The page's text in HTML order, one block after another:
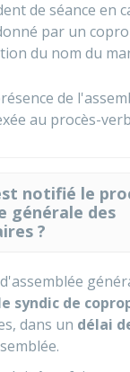
de séance en
par un
du nom du
de
au procès-
notifié le
générale des
?
syndic de
dans un délai